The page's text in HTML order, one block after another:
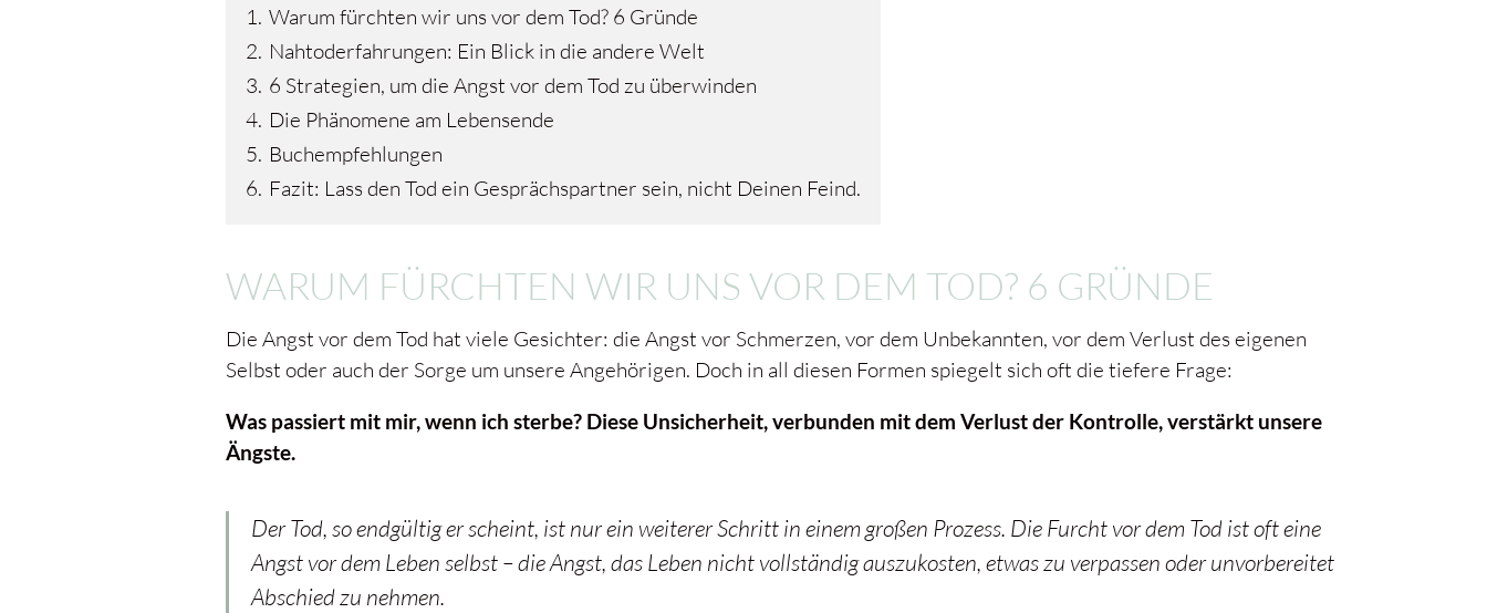
1. Warum fürchten wir uns vor dem Tod? 6 Gründe
2. Nahtoderfahrungen: Ein Blick in die andere Welt
3. 6 Strategien, um die Angst vor dem Tod zu überwinden
4. Die Phänomene am Lebensende
5. Buchempfehlungen
6. Fazit: Lass den Tod ein Gesprächspartner sein, nicht Deinen Feind.
WARUM FÜRCHTEN WIR UNS VOR DEM TOD? 6 GRÜNDE
Die Angst vor dem Tod hat viele Gesichter: die Angst vor Schmerzen, vor dem Unbekannten, vor dem Verlust des eigenen
Selbst oder auch der Sorge um unsere Angehörigen. Doch in all diesen Formen spiegelt sich oft die tiefere Frage:
Was passiert mit mir, wenn ich sterbe? Diese Unsicherheit, verbunden mit dem Verlust der Kontrolle, verstärkt unsere
Ängste.
Der Tod, so endgültig er scheint, ist nur ein weiterer Schritt in einem großen Prozess. Die Furcht vor dem Tod ist oft eine
Angst vor dem Leben selbst – die Angst, das Leben nicht vollständig auszukosten, etwas zu verpassen oder unvorbereitet
Abschied zu nehmen.